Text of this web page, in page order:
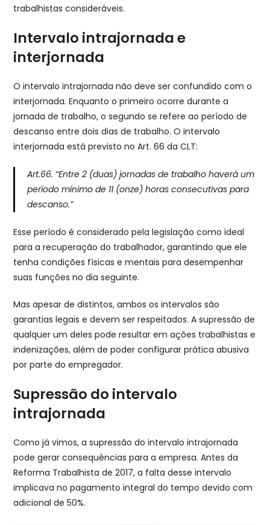
trabalhistas consideráveis.
Intervalo intrajornada e
interjornada
O intervalo intrajornada não deve ser confundido com o
interjornada. Enquanto o primeiro ocorre durante a
jornada de trabalho, o segundo se refere ao período de
descanso entre dois dias de trabalho. O intervalo
interjornada está previsto no Art. 66 da CLT:
Art.66. “Entre 2 (duas) jornadas de trabalho haverá um
período mínimo de 11 (onze) horas consecutivas para
descanso.”
Esse período é considerado pela legislação como ideal
para a recuperação do trabalhador, garantindo que ele
tenha condições físicas e mentais para desempenhar
suas funções no dia seguinte.
Mas apesar de distintos, ambos os intervalos são
garantias legais e devem ser respeitados. A supressão de
qualquer um deles pode resultar em ações trabalhistas e
indenizações, além de poder configurar prática abusiva
por parte do empregador.
Supressão do intervalo
intrajornada
Como já vimos, a supressão do intervalo intrajornada
pode gerar consequências para a empresa. Antes da
Reforma Trabalhista de 2017, a falta desse intervalo
implicava no pagamento integral do tempo devido com
adicional de 50%.